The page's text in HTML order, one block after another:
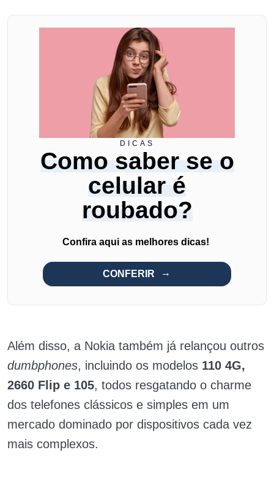
DICAS
Como saber se o
celular é
roubado?
Confira aqui as melhores dicas!
CONFERIR
Além disso, a Nokia também já relançou outros
dumbphones, incluindo os modelos 110 4G,
2660 Flip e 105, todos resgatando o charme
dos telefones clássicos e simples em um
mercado dominado por dispositivos cada vez
mais complexos.